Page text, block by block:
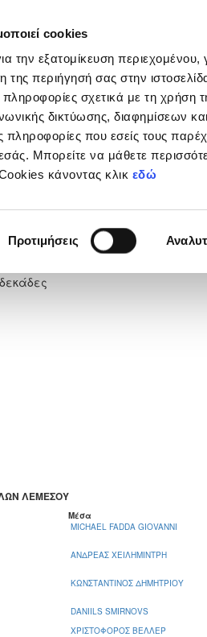
cookies
την εξατομίκευση
της περιήγησή σας στην
πληροφορίες σχετικά με τη χρήση
δικτύωσης, διαφημίσεων
που εσείς τους
Μπορείτε να μάθετε
κάνοντας κλικ εδώ
Προτιμήσεις
Διοργανώσεις
2
ΛΕΜΕΣΟΥ
Μέσα
MICHAEL FADDA GIOVANNI
ΑΝΔΡΕΑΣ ΧΕΙΛΗΜΙΝΤΡΗ
ΚΩΝΣΤΑΝΤΙΝΟΣ ΔΗΜΗΤΡΙΟΥ
DANIILS SMIRNOVS
ΧΡΙΣΤΟΦΟΡΟΣ ΒΕΛΛΕΡ